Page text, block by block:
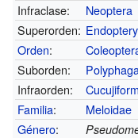
Infraclase:
Neoptera
Superorden:
Orden:
Suborden:
Infraorden:
Familia:
Meloidae
Género: